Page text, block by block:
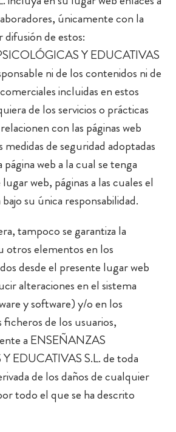
únicamente con la
de estos:
Y EDUCATIVAS
ni de los contenidos ni de
incluidas en estos
de los servicios o prácticas
con las páginas web
medidas de seguridad adoptadas
web a la cual se tenga
web, páginas a las cuales el
su única responsabilidad.
tampoco se garantiza la
otros elementos en los
desde el presente lugar web
alteraciones en el sistema
y software) y/o en los
de los usuarios,
a ENSEÑANZAS
EDUCATIVAS S.L. de toda
de los daños de cualquier
todo el que se ha descrito